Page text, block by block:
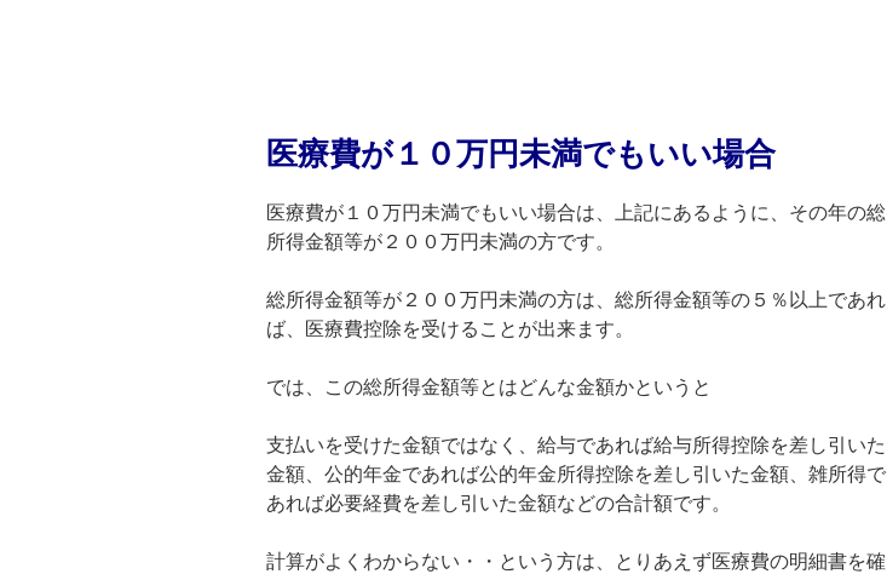
医療費が１０万円未満でもいい場合
医療費が１０万円未満でもいい場合は、上記にあるように、その年の総
所得金額等が２００万円未満の方です。
総所得金額等が２００万円未満の方は、総所得金額等の５％以上であれ
ば、医療費控除を受けることが出来ます。
では、この総所得金額等とはどんな金額かというと
支払いを受けた金額ではなく、給与であれば給与所得控除を差し引いた
金額、公的年金であれば公的年金所得控除を差し引いた金額、雑所得で
あれば必要経費を差し引いた金額などの合計額です。
計算がよくわからない・・という方は、とりあえず医療費の明細書を確